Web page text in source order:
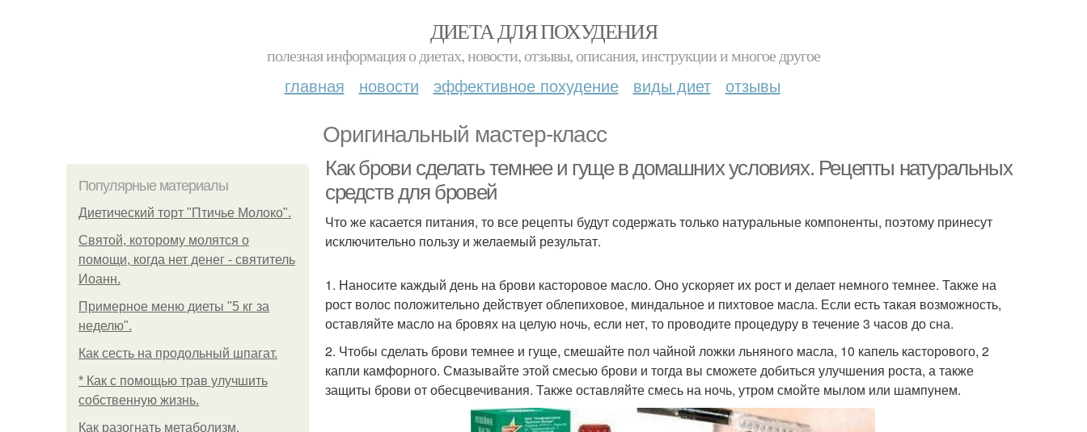
ДИЕТА ДЛЯ ПОХУДЕНИЯ
полезная информация о диетах, новости, отзывы, описания, инструкции и многое другое
главная новости эффективное похудение виды диет отзывы
Оригинальный мастер-класс
Популярные материалы
Диетический торт "Птичье Молоко".
Святой, которому молятся о
помощи, когда нет денег - святитель
Иоанн.
Примерное меню диеты "5 кг за
неделю".
Как сесть на продольный шпагат.
* Как с помощью трав улучшить
собственную жизнь.
Как разогнать метаболизм.
Как брови сделать темнее и гуще в домашних условиях. Рецепты натуральных
средств для бровей
Что же касается питания, то все рецепты будут содержать только натуральные компоненты, поэтому принесут
исключительно пользу и желаемый результат.
1. Наносите каждый день на брови касторовое масло. Оно ускоряет их рост и делает немного темнее. Также на
рост волос положительно действует облепиховое, миндальное и пихтовое масла. Если есть такая возможность,
оставляйте масло на бровях на целую ночь, если нет, то проводите процедуру в течение 3 часов до сна.
2. Чтобы сделать брови темнее и гуще, смешайте пол чайной ложки льняного масла, 10 капель касторового, 2
капли камфорного. Смазывайте этой смесью брови и тогда вы сможете добиться улучшения роста, а также
защиты брови от обесцвечивания. Также оставляйте смесь на ночь, утром смойте мылом или шампунем.